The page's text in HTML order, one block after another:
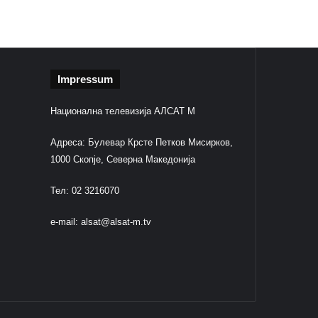
Impressum
Национална телевизија АЛСАТ М
Адреса: Булевар Крсте Петков Мисирков,
1000 Скопје, Северна Македонија
Тел: 02 3216070
e-mail: alsat@alsat-m.tv